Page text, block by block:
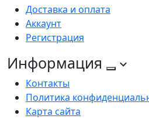
Доставка и оплата
Аккаунт
Регистрация
Информация
Контакты
Политика
Карта сайта